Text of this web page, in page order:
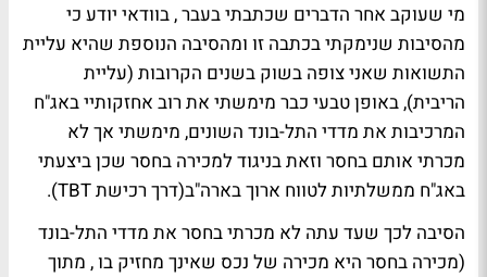
מי שעוקב אחר הדברים שכתבתי בעבר , בוודאי יודע כי
מהסיבות שנימקתי בכתבה זו ומהסיבה הנוספת שהיא עליית
התשואות שאני צופה בשוק בשנים הקרובות (עליית
הריבית), באופן טבעי כבר מימשתי את רוב אחזקותיי באג"ח
המרכיבות את מדדי התל-בונד השונים, מימשתי אך לא
מכרתי אותם בחסר וזאת בניגוד למכירה בחסר שכן ביצעתי
באג"ח ממשלתיות לטווח ארוך בארה"ב(דרך רכישת TBT).
הסיבה לכך שעד עתה לא מכרתי בחסר את מדדי התל-בונד
(מכירה בחסר היא מכירה של נכס שאינך מחזיק בו , מתוך